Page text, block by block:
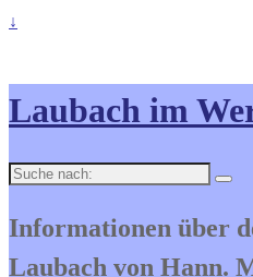
↓
Laubach im
Suche
Informationen über
Laubach von Hann.